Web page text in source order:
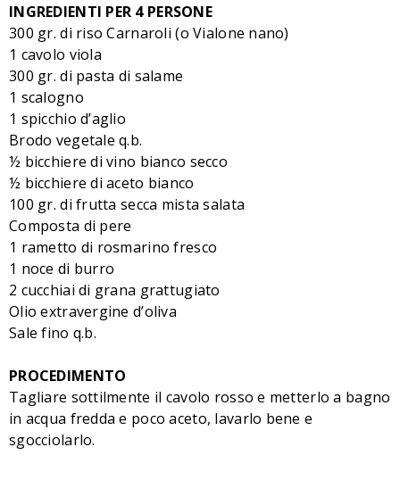
INGREDIENTI PER 4 PERSONE
300 gr. di riso Carnaroli (o Vialone nano)
1 cavolo viola
300 gr. di pasta di salame
1 scalogno
1 spicchio d’aglio
Brodo vegetale q.b.
½ bicchiere di vino bianco secco
½ bicchiere di aceto bianco
100 gr. di frutta secca mista salata
Composta di pere
1 rametto di rosmarino fresco
1 noce di burro
2 cucchiai di grana grattugiato
Olio extravergine d’oliva
Sale fino q.b.
PROCEDIMENTO
Tagliare sottilmente il cavolo rosso e metterlo a bagno
in acqua fredda e poco aceto, lavarlo bene e
sgocciolarlo.